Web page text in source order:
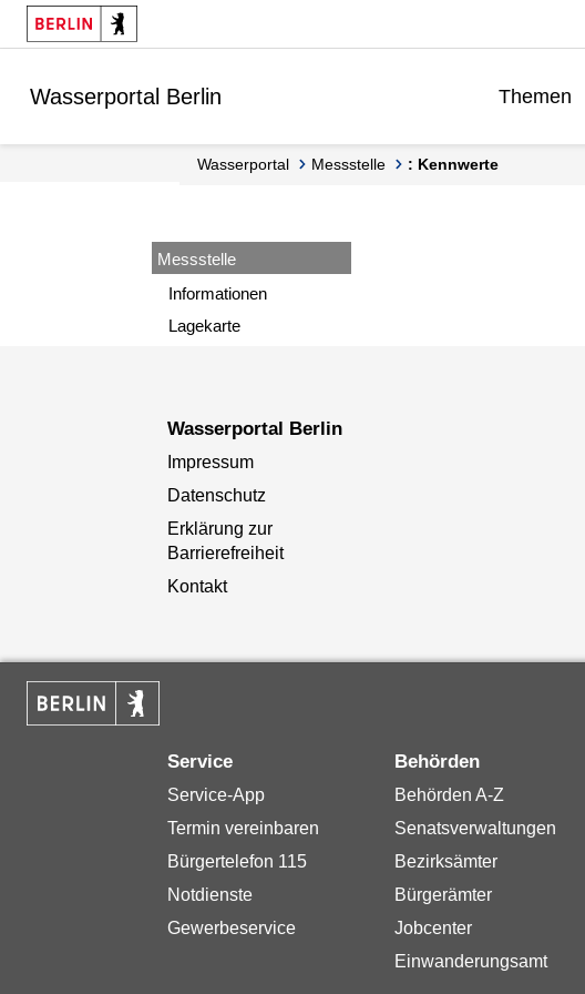
Springe zur Navigation
Springe zum Inhalt
Wasserportal Berlin Themen
Wasserportal Messstelle : Kennwerte
Messstelle
Informationen
Lagekarte
Wasserportal Berlin
Impressum
Datenschutz
Erklärung zur
Barrierefreiheit
Kontakt
Service
Service-App
Termin vereinbaren
Bürgertelefon 115
Notdienste
Gewerbeservice
Behörden
Behörden A-Z
Senatsverwaltungen
Bezirksämter
Bürgerämter
Jobcenter
Einwanderungsamt